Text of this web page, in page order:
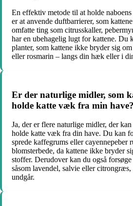
En effektiv metode til at holde
er at anvende duftbarrierer, som
omfatte ting som citrusskaller,
har en ubehagelig lugt for kattene. Du
planter, som kattene ikke bryder sig
eller rosmarin – langs din hæk eller i
Er der naturlige midler, som
holde katte væk fra min have?
Ja, der er flere naturlige midler, der
holde katte væk fra din have. Du kan
sprede kaffegrums eller cayennepeber
blomsterbede, da kattene ikke bryder
stoffer. Derudover kan du også
såsom lavendel, salvie eller
undgår.